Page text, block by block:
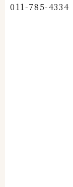
011-785-4334